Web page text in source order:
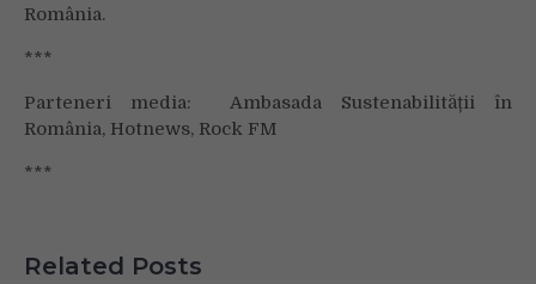
România.
***
Parteneri media: Ambasada Sustenabilității în
România, Hotnews, Rock FM
***
Related Posts